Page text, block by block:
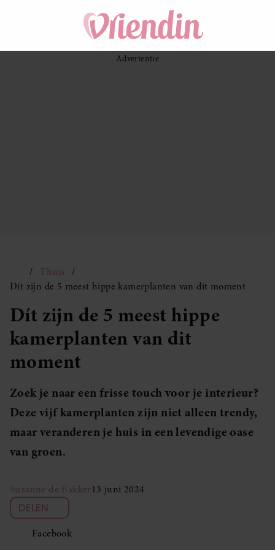
Thuis
Dít zijn de 5 meest hippe kamerplanten van dit moment
Dít zijn de 5 meest hippe
kamerplanten van dit
moment
Zoek je naar een frisse touch voor je interieur?
Deze vijf kamerplanten zijn niet alleen trendy,
maar veranderen je huis in een levendige oase
van groen.
Suzanne de Bakker13 juni 2024
DELEN
Facebook